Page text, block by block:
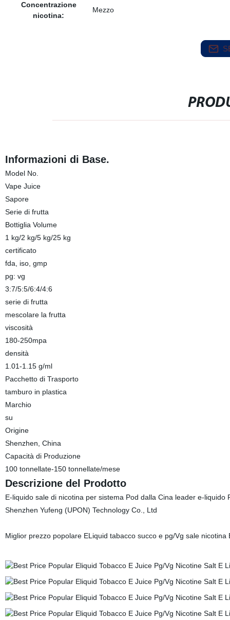
Concentrazione
nicotina:
Mezzo
Informazioni di Base.
Model No.
Vape Juice
Sapore
Serie di frutta
Bottiglia Volume
1 kg/2 kg/5 kg/25 kg
certificato
fda, iso, gmp
pg: vg
3:7/5:5/6:4/4:6
serie di frutta
mescolare la frutta
viscosità
180-250mpa
densità
1.01-1.15 g/ml
Pacchetto di Trasporto
tamburo in plastica
Marchio
su
Origine
Shenzhen, China
Capacità di Produzione
100 tonnellate-150 tonnellate/mese
Descrizione del Prodotto
E-liquido sale di nicotina per sistema Pod dalla Cina leader e-liquido
Shenzhen Yufeng (UPON) Technology Co., Ltd
Miglior prezzo popolare ELiquid tabacco succo e pg/Vg sale nicotina